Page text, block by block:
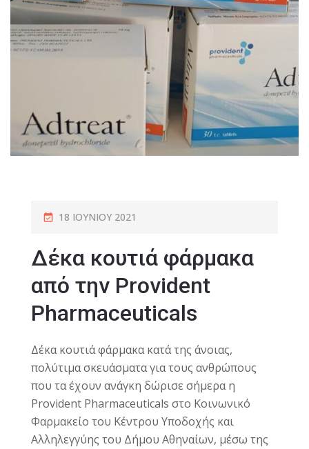
18 ΙΟΥΝΊΟΥ 2021
Δέκα κουτιά φάρμακα
από την Provident
Pharmaceuticals
Δέκα κουτιά φάρμακα κατά της άνοιας,
πολύτιμα σκευάσματα για τους ανθρώπους
που τα έχουν ανάγκη δώρισε σήμερα η
Provident Pharmaceuticals στο Κοινωνικό
Φαρμακείο του Κέντρου Υποδοχής και
Αλληλεγγύης του Δήμου Αθηναίων, μέσω της